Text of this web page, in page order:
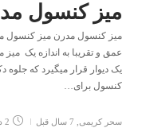
میز کنسول
میز کنسول مدرن میز کنسول
عمق و تقریبا به اندازه یک
یک دیوار قرار میگیرد که جلوه
کنسول برای…
سحر کریمی 7 سال قبل 2 دقیقه